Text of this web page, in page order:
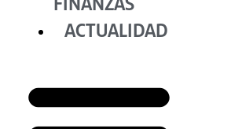
ACTUALIDAD